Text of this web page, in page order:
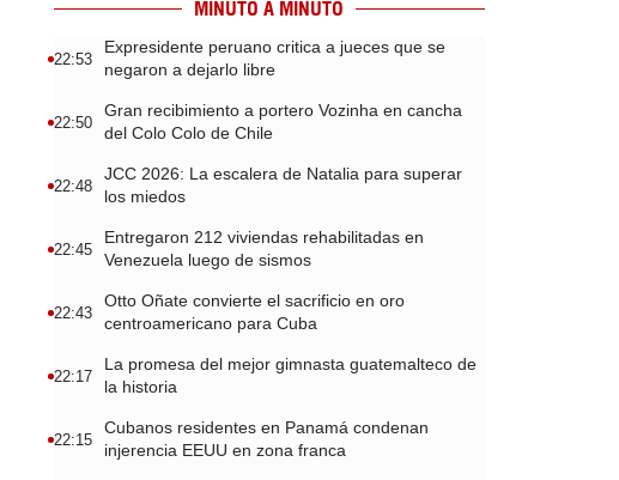
MINUTO A MINUTO
22:53
Expresidente peruano critica a jueces que se
negaron a dejarlo libre
22:50
Gran recibimiento a portero Vozinha en cancha
del Colo Colo de Chile
22:48
JCC 2026: La escalera de Natalia para superar
los miedos
22:45
Entregaron 212 viviendas rehabilitadas en
Venezuela luego de sismos
22:43
Otto Oñate convierte el sacrificio en oro
centroamericano para Cuba
22:17
La promesa del mejor gimnasta guatemalteco de
la historia
22:15
Cubanos residentes en Panamá condenan
injerencia EEUU en zona franca